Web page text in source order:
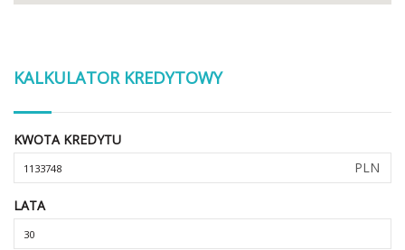
KALKULATOR KREDYTOWY
KWOTA KREDYTU
PLN
LATA